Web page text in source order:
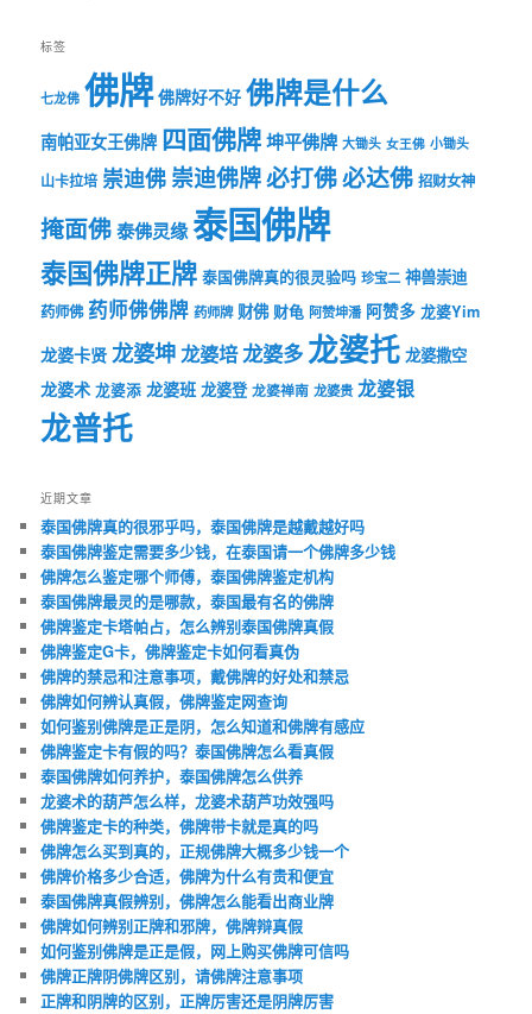
标签
七龙佛 佛牌 佛牌好不好 佛牌是什么
南帕亚女王佛牌 四面佛牌坤平佛牌 大锄头 女王佛 小锄头
山卡拉培 崇迪佛崇迪佛牌必打佛必达佛 招财女神
掩面佛泰佛灵缘泰国佛牌
泰国佛牌正牌 泰国佛牌真的很灵验吗 珍宝二 神兽崇迪
药师佛 药师佛佛牌 药师牌 财佛 财龟 阿赞坤潘 阿赞多 龙婆Yim
龙婆卡贤 龙婆坤龙婆培龙婆多龙婆托 龙婆撒空
龙婆术 龙婆添 龙婆班 龙婆登 龙婆禅南 龙婆贵 龙婆银
龙普托
近期文章
泰国佛牌真的很邪乎吗，泰国佛牌是越戴越好吗
泰国佛牌鉴定需要多少钱，在泰国请一个佛牌多少钱
佛牌怎么鉴定哪个师傅，泰国佛牌鉴定机构
泰国佛牌最灵的是哪款，泰国最有名的佛牌
佛牌鉴定卡塔帕占，怎么辨别泰国佛牌真假
佛牌鉴定G卡，佛牌鉴定卡如何看真伪
佛牌的禁忌和注意事项，戴佛牌的好处和禁忌
佛牌如何辨认真假，佛牌鉴定网查询
如何鉴别佛牌是正是阴，怎么知道和佛牌有感应
佛牌鉴定卡有假的吗？泰国佛牌怎么看真假
泰国佛牌如何养护，泰国佛牌怎么供养
龙婆术的葫芦怎么样，龙婆术葫芦功效强吗
佛牌鉴定卡的种类，佛牌带卡就是真的吗
佛牌怎么买到真的，正规佛牌大概多少钱一个
佛牌价格多少合适，佛牌为什么有贵和便宜
泰国佛牌真假辨别，佛牌怎么能看出商业牌
佛牌如何辨别正牌和邪牌，佛牌辩真假
如何鉴别佛牌是正是假，网上购买佛牌可信吗
佛牌正牌阴佛牌区别，请佛牌注意事项
正牌和阴牌的区别，正牌厉害还是阴牌厉害